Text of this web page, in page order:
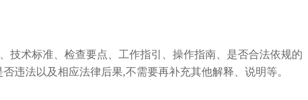
技术标准、检查要点、工作指引、操作指南、是否合法依规的
违法以及相应法律后果,不需要再补充其他解释、说明等。